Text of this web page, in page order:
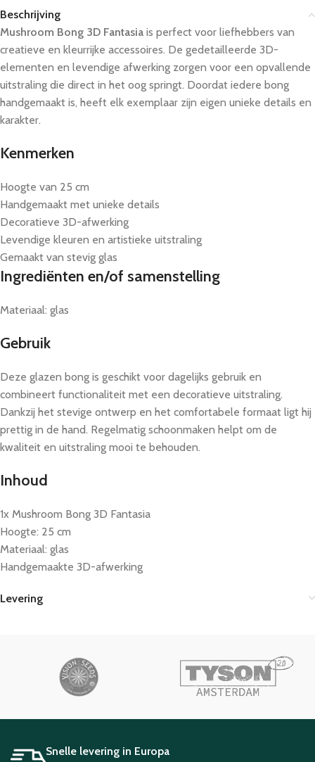
Beschrijving
Mushroom Bong 3D Fantasia is perfect voor liefhebbers van
creatieve en kleurrijke accessoires. De gedetailleerde 3D-
elementen en levendige afwerking zorgen voor een opvallende
uitstraling die direct in het oog springt. Doordat iedere bong
handgemaakt is, heeft elk exemplaar zijn eigen unieke details en
karakter.
Kenmerken
Hoogte van 25 cm
Handgemaakt met unieke details
Decoratieve 3D-afwerking
Levendige kleuren en artistieke uitstraling
Gemaakt van stevig glas
Ingrediënten en/of samenstelling
Materiaal: glas
Gebruik
Deze glazen bong is geschikt voor dagelijks gebruik en
combineert functionaliteit met een decoratieve uitstraling.
Dankzij het stevige ontwerp en het comfortabele formaat ligt hij
prettig in de hand. Regelmatig schoonmaken helpt om de
kwaliteit en uitstraling mooi te behouden.
Inhoud
1x Mushroom Bong 3D Fantasia
Hoogte: 25 cm
Materiaal: glas
Handgemaakte 3D-afwerking
Levering
Snelle levering in Europa